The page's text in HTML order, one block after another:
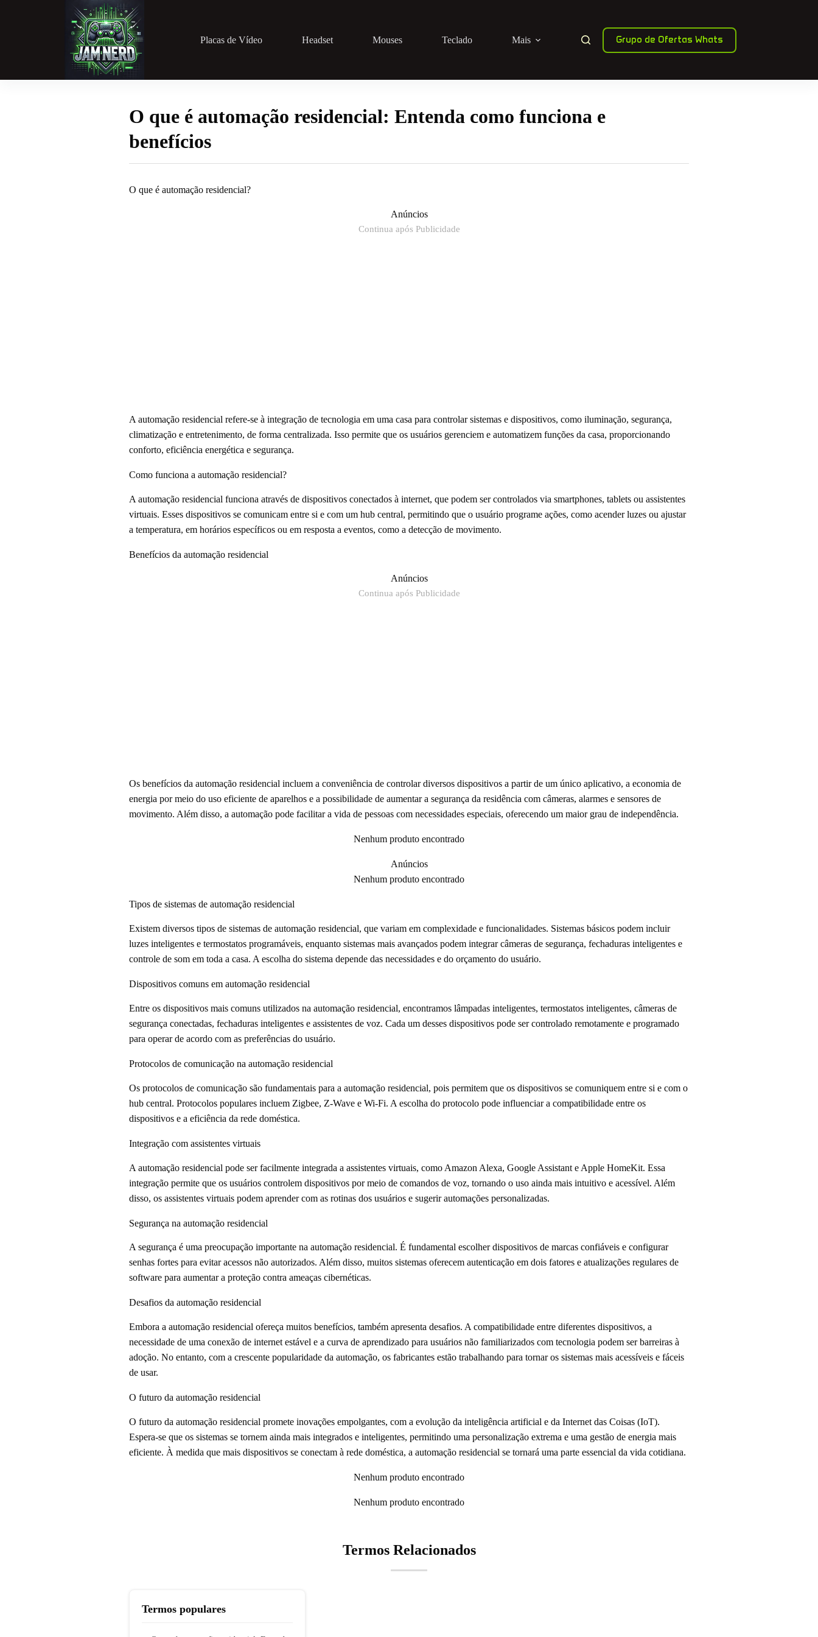
Placas de Vídeo Headset Mouses Teclado Mais Grupo de Ofertas Whats
O que é automação residencial: Entenda como funciona e
benefícios
O que é automação residencial?
Anúncios
Continua após Publicidade
A automação residencial refere-se à integração de tecnologia em uma casa para controlar sistemas e dispositivos, como iluminação, segurança,
climatização e entretenimento, de forma centralizada. Isso permite que os usuários gerenciem e automatizem funções da casa, proporcionando
conforto, eficiência energética e segurança.
Como funciona a automação residencial?
A automação residencial funciona através de dispositivos conectados à internet, que podem ser controlados via smartphones, tablets ou assistentes
virtuais. Esses dispositivos se comunicam entre si e com um hub central, permitindo que o usuário programe ações, como acender luzes ou ajustar
a temperatura, em horários específicos ou em resposta a eventos, como a detecção de movimento.
Benefícios da automação residencial
Anúncios
Continua após Publicidade
Os benefícios da automação residencial incluem a conveniência de controlar diversos dispositivos a partir de um único aplicativo, a economia de
energia por meio do uso eficiente de aparelhos e a possibilidade de aumentar a segurança da residência com câmeras, alarmes e sensores de
movimento. Além disso, a automação pode facilitar a vida de pessoas com necessidades especiais, oferecendo um maior grau de independência.
Nenhum produto encontrado
Anúncios
Nenhum produto encontrado
Tipos de sistemas de automação residencial
Existem diversos tipos de sistemas de automação residencial, que variam em complexidade e funcionalidades. Sistemas básicos podem incluir
luzes inteligentes e termostatos programáveis, enquanto sistemas mais avançados podem integrar câmeras de segurança, fechaduras inteligentes e
controle de som em toda a casa. A escolha do sistema depende das necessidades e do orçamento do usuário.
Dispositivos comuns em automação residencial
Entre os dispositivos mais comuns utilizados na automação residencial, encontramos lâmpadas inteligentes, termostatos inteligentes, câmeras de
segurança conectadas, fechaduras inteligentes e assistentes de voz. Cada um desses dispositivos pode ser controlado remotamente e programado
para operar de acordo com as preferências do usuário.
Protocolos de comunicação na automação residencial
Os protocolos de comunicação são fundamentais para a automação residencial, pois permitem que os dispositivos se comuniquem entre si e com o
hub central. Protocolos populares incluem Zigbee, Z-Wave e Wi-Fi. A escolha do protocolo pode influenciar a compatibilidade entre os
dispositivos e a eficiência da rede doméstica.
Integração com assistentes virtuais
A automação residencial pode ser facilmente integrada a assistentes virtuais, como Amazon Alexa, Google Assistant e Apple HomeKit. Essa
integração permite que os usuários controlem dispositivos por meio de comandos de voz, tornando o uso ainda mais intuitivo e acessível. Além
disso, os assistentes virtuais podem aprender com as rotinas dos usuários e sugerir automações personalizadas.
Segurança na automação residencial
A segurança é uma preocupação importante na automação residencial. É fundamental escolher dispositivos de marcas confiáveis e configurar
senhas fortes para evitar acessos não autorizados. Além disso, muitos sistemas oferecem autenticação em dois fatores e atualizações regulares de
software para aumentar a proteção contra ameaças cibernéticas.
Desafios da automação residencial
Embora a automação residencial ofereça muitos benefícios, também apresenta desafios. A compatibilidade entre diferentes dispositivos, a
necessidade de uma conexão de internet estável e a curva de aprendizado para usuários não familiarizados com tecnologia podem ser barreiras à
adoção. No entanto, com a crescente popularidade da automação, os fabricantes estão trabalhando para tornar os sistemas mais acessíveis e fáceis
de usar.
O futuro da automação residencial
O futuro da automação residencial promete inovações empolgantes, com a evolução da inteligência artificial e da Internet das Coisas (IoT).
Espera-se que os sistemas se tornem ainda mais integrados e inteligentes, permitindo uma personalização extrema e uma gestão de energia mais
eficiente. À medida que mais dispositivos se conectam à rede doméstica, a automação residencial se tornará uma parte essencial da vida cotidiana.
Nenhum produto encontrado
Nenhum produto encontrado
Termos Relacionados
Termos populares